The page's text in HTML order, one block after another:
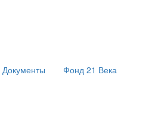
Документы Фонд 21 Века